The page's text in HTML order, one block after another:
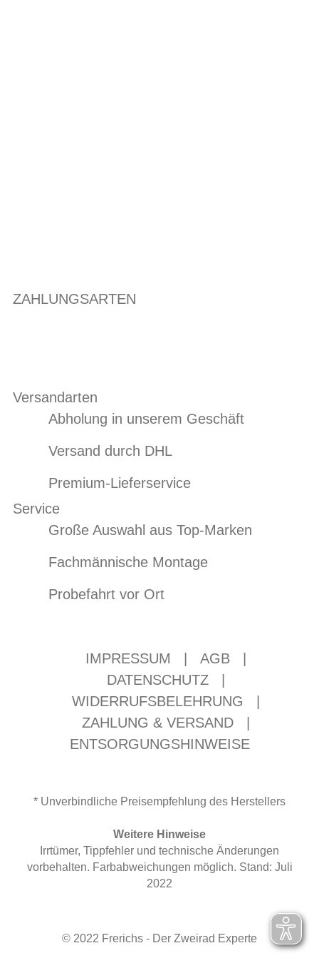
ZAHLUNGSARTEN
Versandarten
Abholung in unserem Geschäft
Versand durch DHL
Premium-Lieferservice
Service
Große Auswahl aus Top-Marken
Fachmännische Montage
Probefahrt vor Ort
IMPRESSUM AGB
DATENSCHUTZ
WIDERRUFSBELEHRUNG
ZAHLUNG & VERSAND
ENTSORGUNGSHINWEISE
* Unverbindliche Preisempfehlung des Herstellers
Weitere Hinweise
Irrtümer, Tippfehler und technische Änderungen
vorbehalten. Farbabweichungen möglich. Stand: Juli
2022
© 2022 Frerichs - Der Zweirad Experte